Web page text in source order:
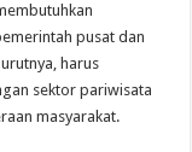
pusat dan
harus
sektor pariwisata
masyarakat.